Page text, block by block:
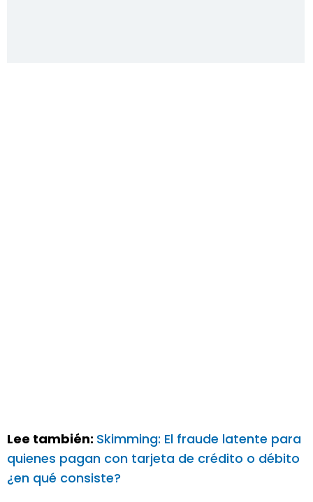
Lee también: Skimming: El fraude latente para
quienes pagan con tarjeta de crédito o débito
¿en qué consiste?